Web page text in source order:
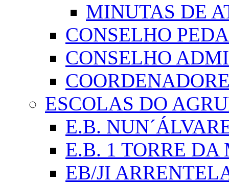
MINUTAS DE
CONSELHO
CONSELHO
ESCOLAS DO
E.B.
E.B. 1 TORRE
EB/JI